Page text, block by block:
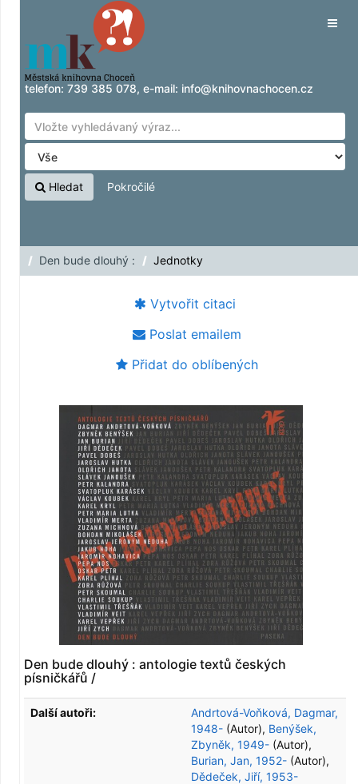
Přeskočit na obsah
telefon: 739 385 078, e-mail: info@knihovnachocen.cz
Hledat Pokročilé
Den bude dlouhý : Jednotky
Vytvořit citaci
Poslat emailem
Přidat do oblíbených
Den bude dlouhý : antologie textů českých
písničkářů /
Další autoři:
Andrtová-Voňková, Dagmar,
1948- (Autor), Benýšek,
Zbyněk, 1949- (Autor),
Burian, Jan, 1952- (Autor),
Dědeček, Jiří, 1953-